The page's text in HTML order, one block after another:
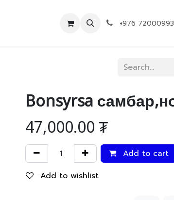
+976 72000993
Bonsyrsa
47,000.00₮
Add to cart
Add to wishlist